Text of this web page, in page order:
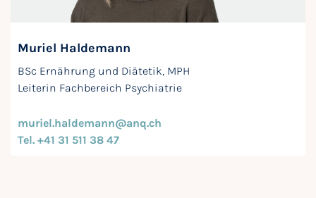
Muriel Haldemann
BSc Ernährung und Diätetik, MPH
Leiterin Fachbereich Psychiatrie
muriel.haldemann@anq.ch
Tel. +41 31 511 38 47